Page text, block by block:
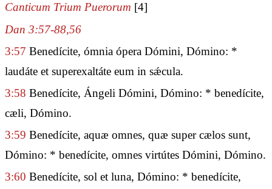
Canticum Trium Puerorum [4]
Dan 3:57-88,56
3:57 Benedícite, ómnia ópera Dómini, Dómino: *
laudáte et superexaltáte eum in sǽcula.
3:58 Benedícite, Ángeli Dómini, Dómino: * benedícite,
cæli, Dómino.
3:59 Benedícite, aquæ omnes, quæ super cælos sunt,
Dómino: * benedícite, omnes virtútes Dómini, Dómino.
3:60 Benedícite, sol et luna, Dómino: * benedícite,